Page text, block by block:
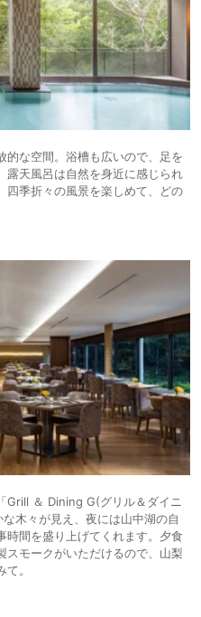
的な空間。浴槽も広いので、足を
露天風呂は自然を身近に感じられ
四季折々の風景を楽しめて、どの
Grill ＆ Dining G(グリル＆ダイニ
木々が見え、夜には山中湖の自
時間を盛り上げてくれます。夕食
スモークがいただけるので、山梨
。